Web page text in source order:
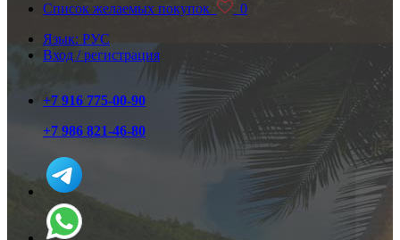
Список желаемых покупок
0
Язык: РУС
Вход / регистрация
+7 916 775-00-90
+7 986 821-46-80